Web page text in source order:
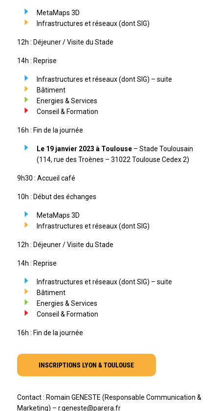
MetaMaps 3D
Infrastructures et réseaux (dont SIG)
12h : Déjeuner / Visite du Stade
14h : Reprise
Infrastructures et réseaux (dont SIG) – suite
Bâtiment
Energies & Services
Conseil & Formation
16h : Fin de la journée
Le 19 janvier 2023 à Toulouse – Stade Toulousain
(114, rue des Troènes – 31022 Toulouse Cedex 2)
9h30 : Accueil café
10h : Début des échanges
MetaMaps 3D
Infrastructures et réseaux (dont SIG)
12h : Déjeuner / Visite du Stade
14h : Reprise
Infrastructures et réseaux (dont SIG) – suite
Bâtiment
Energies & Services
Conseil & Formation
16h : Fin de la journée
INSCRIPTIONS LYON & TOULOUSE
Contact : Romain GENESTE (Responsable Communication &
Marketing) – r.geneste@parera.fr